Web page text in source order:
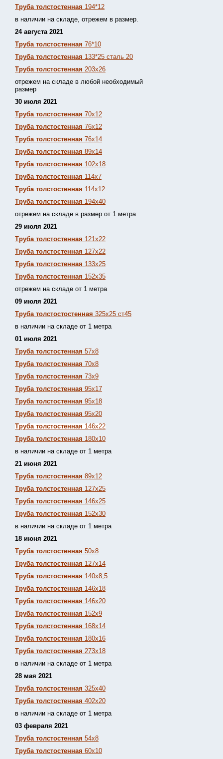
Труба толстостенная 194*12
в наличии на складе, отрежем в размер.
24 августа 2021
Труба толстостенная 76*10
Труба толстостенная 133*25 сталь 20
Труба толстостенная 203х26
отрежем на складе в любой необходимый
размер
30 июля 2021
Труба толстостенная 70х12
Труба толстостенная 76х12
Труба толстостенная 76х14
Труба толстостенная 89х14
Труба толстостенная 102х18
Труба толстостенная 114х7
Труба толстостенная 114х12
Труба толстостенная 194х40
отрежем на складе в размер от 1 метра
29 июля 2021
Труба толстостенная 121х22
Труба толстостенная 127х22
Труба толстостенная 133х25
Труба толстостенная 152х35
отрежем на складе от 1 метра
09 июля 2021
Труба толстостостенная 325х25 ст45
в наличии на складе от 1 метра
01 июля 2021
Труба толстостенная 57х8
Труба толстостенная 70х8
Труба толстостенная 73х9
Труба толстостенная 95х17
Труба толстостенная 95х18
Труба толстостенная 95х20
Труба толстостенная 146х22
Труба толстостенная 180х10
в наличии на складе от 1 метра
21 июня 2021
Труба толстостенная 89х12
Труба толстостенная 127х25
Труба толстостенная 146х25
Труба толстостенная 152х30
в наличии на складе от 1 метра
18 июня 2021
Труба толстостенная 50х8
Труба толстостенная 127х14
Труба толстостенная 140х8,5
Труба толстостенная 146х18
Труба толстостенная 146х20
Труба толстостенная 152х9
Труба толстостенная 168х14
Труба толстостенная 180х16
Труба толстостенная 273х18
в наличии на складе от 1 метра
28 мая 2021
Труба толстостенная 325х40
Труба толстостенная 402х20
в наличии на складе от 1 метра
03 февраля 2021
Труба толстостенная 54х8
Труба толстостенная 60х10